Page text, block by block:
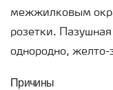
межжилковым
розетки.
однородно, желто-
Причины